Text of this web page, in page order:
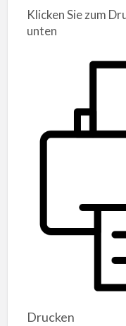
Klicken Sie zum
unten
Drucken